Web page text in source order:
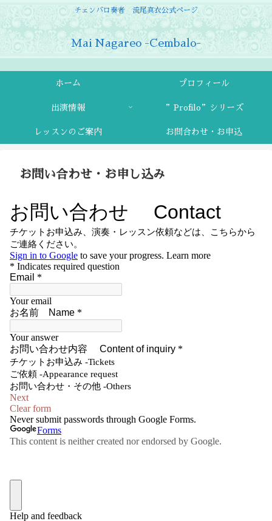
チェンバロ奏者 流尾真衣公式ページ
Mai Nagareo -Cembalo-
ホーム プロフィール
出演情報 ”Profilo”シリーズ
レッスンのご案内 お問合わせ・お申込
お問い合わせ・お申し込み